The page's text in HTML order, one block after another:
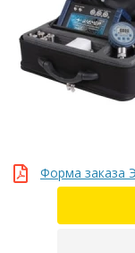
Форма заказа